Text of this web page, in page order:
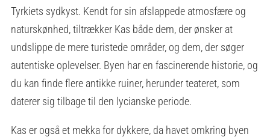
Tyrkiets sydkyst. Kendt for sin afslappede atmosfære og
naturskønhed, tiltrækker Kas både dem, der ønsker at
undslippe de mere turistede områder, og dem, der søger
autentiske oplevelser. Byen har en fascinerende historie, og
du kan finde flere antikke ruiner, herunder teateret, som
daterer sig tilbage til den lycianske periode.
Kas er også et mekka for dykkere, da havet omkring byen